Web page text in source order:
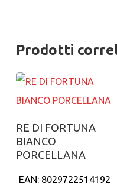
Prodotti
Aggiungi al carrello
RE DI FORTUNA
BIANCO
PORCELLANA
EAN: 8029722514192